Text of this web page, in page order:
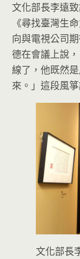
文化部長李遠
《尋找臺灣生
向與電視公司
德在會議上說
線了，他既然
來。」這段風
文化部長